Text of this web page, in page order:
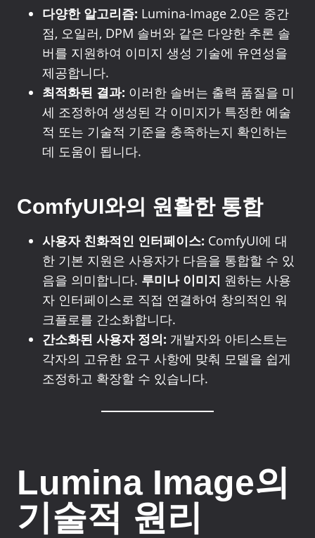
다양한 알고리즘: Lumina-Image 2.0은 중간
점, 오일러, DPM 솔버와 같은 다양한 추론 솔
버를 지원하여 이미지 생성 기술에 유연성을
제공합니다.
최적화된 결과: 이러한 솔버는 출력 품질을 미
세 조정하여 생성된 각 이미지가 특정한 예술
적 또는 기술적 기준을 충족하는지 확인하는
데 도움이 됩니다.
ComfyUI와의 원활한 통합
사용자 친화적인 인터페이스: ComfyUI에 대
한 기본 지원은 사용자가 다음을 통합할 수 있
음을 의미합니다. 루미나 이미지 원하는 사용
자 인터페이스로 직접 연결하여 창의적인 워
크플로를 간소화합니다.
간소화된 사용자 정의: 개발자와 아티스트는
각자의 고유한 요구 사항에 맞춰 모델을 쉽게
조정하고 확장할 수 있습니다.
Lumina Image의
기술적 원리